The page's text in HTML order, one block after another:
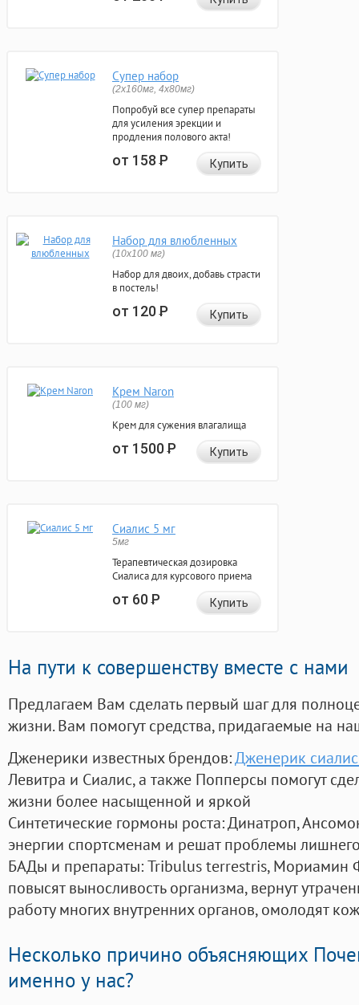
Супер набор
(2х160мг, 4х80мг)
Попробуй все супер препараты
для усиления эрекции и
продления полового акта!
от 158Р Купить
Набор для влюбленных
(10х100 мг)
Набор для двоих, добавь страсти
в постель!
от 120Р Купить
Крем Naron
(100 мг)
Крем для сужения влагалища
от 1500Р Купить
Сиалис 5 мг
5мг
Терапевтическая дозировка
Сиалиса для курсового приема
от 60Р Купить
На пути к совершенству вместе с нами
Предлагаем Вам сделать первый шаг для
жизни. Вам помогут средства, придагаемые на
Дженерики известных брендов:Дженерик
Левитра и Сиалис, а также Попперсы помогут
жизни более насыщенной и яркой
Синтетические гормоны роста: Динатроп,
энергии спортсменам и решат проблемы
БАДы и препараты:Tribulus terrestris, Мориамин
повысят выносливость организма, вернут
работу многих внутренних органов, омолодят
Несколько причино объясняющих
именно у нас?